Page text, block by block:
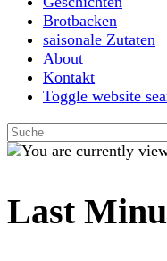
Brotbacken
saisonale Zutaten
About
Kontakt
Toggle website
Last